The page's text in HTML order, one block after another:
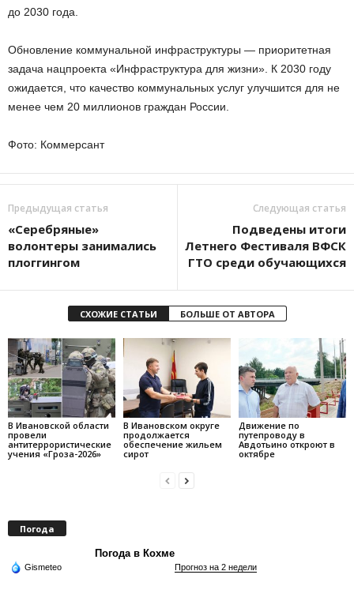
до 2030 года.
Обновление коммунальной инфраструктуры — приоритетная
задача нацпроекта «Инфраструктура для жизни». К 2030 году
ожидается, что качество коммунальных услуг улучшится для не
менее чем 20 миллионов граждан России.
Фото: Коммерсант
Предыдущая статья
«Серебряные»
волонтеры занимались
плоггингом
Следующая статья
Подведены итоги
Летнего Фестиваля ВФСК
ГТО среди обучающихся
СХОЖИЕ СТАТЬИ БОЛЬШЕ ОТ АВТОРА
В Ивановской области
провели
антитеррористические
учения «Гроза-2026»
В Ивановском округе
продолжается
обеспечение жильем
сирот
Движение по
путепроводу в
Авдотьино откроют в
октябре
Погода
Погода в Кохме
Gismeteo Прогноз на 2 недели